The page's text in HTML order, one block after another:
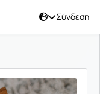
Σύνδεση